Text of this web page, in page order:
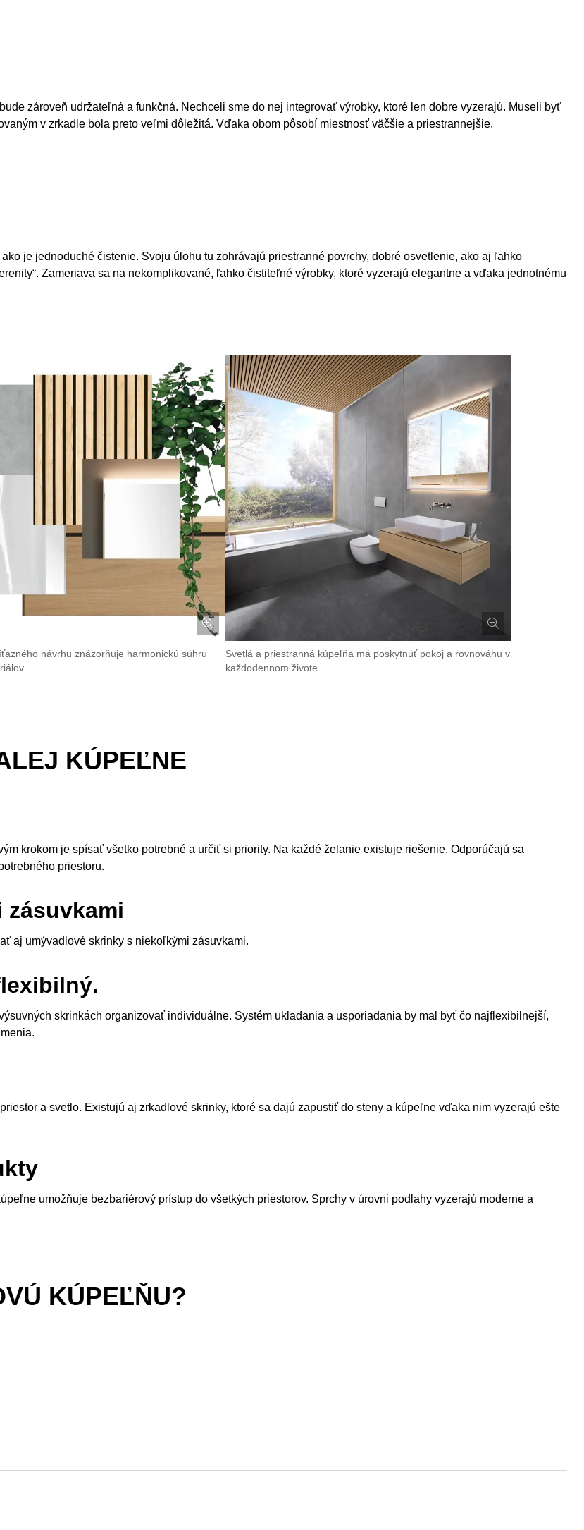
zároveň udržateľná a funkčná. Nechceli sme do nej integrovať výrobky, ktoré len dobre vyzerajú. Museli byť
v zrkadle bola preto veľmi dôležitá. Vďaka obom pôsobí miestnosť väčšie a priestrannejšie.
je jednoduché čistenie. Svoju úlohu tu zohrávajú priestranné povrchy, dobré osvetlenie, ako aj ľahko
Zameriava sa na nekomplikované, ľahko čistiteľné výrobky, ktoré vyzerajú elegantne a vďaka jednotnému
návrhu znázorňuje harmonickú súhru
Svetlá a priestranná kúpeľňa má poskytnúť pokoj a rovnováhu v
každodennom živote.
KÚPEĽNE
krokom je spísať všetko potrebné a určiť si priority. Na každé želanie existuje riešenie. Odporúčajú sa
priestoru.
zásuvkami
aj umývadlové skrinky s niekoľkými zásuvkami.
skrinkách organizovať individuálne. Systém ukladania a usporiadania by mal byť čo najflexibilnejší,
a svetlo. Existujú aj zrkadlové skrinky, ktoré sa dajú zapustiť do steny a kúpeľne vďaka nim vyzerajú ešte
umožňuje bezbariérový prístup do všetkých priestorov. Sprchy v úrovni podlahy vyzerajú moderne a
KÚPEĽŇU?